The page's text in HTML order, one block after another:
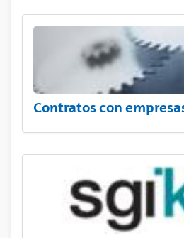
Contratos con